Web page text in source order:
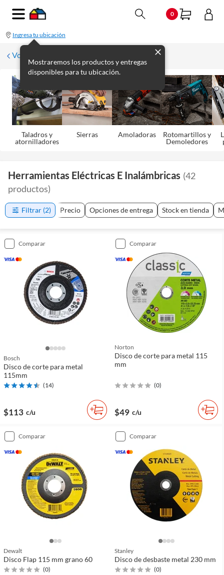
0
Ingresa tu ubicación
Mostraremos los productos y entregas
disponibles para tu ubicación.
Volver
Taladros y
atornilladores
Sierras Amoladoras
Rotomartillos y
Demoledores
Herramientas Eléctricas E Inalámbricas (42
productos)
Filtrar (2) Precio Opciones de entrega Stock en tienda
comparar
Bosch
Disco de corte para metal
115mm
(14)
$113 c/u
comparar
Norton
Disco de corte para metal 115
mm
(0)
$49 c/u
comparar
Dewalt
Disco Flap 115 mm grano 60
(0)
comparar
Stanley
Disco de desbaste metal 230 mm
(0)